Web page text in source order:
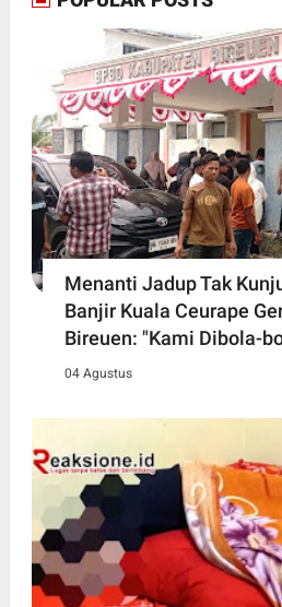
Menanti Jadup Tak
Banjir Kuala Ceurape
Bireuen: "Kami Dibola-
04 Agustus